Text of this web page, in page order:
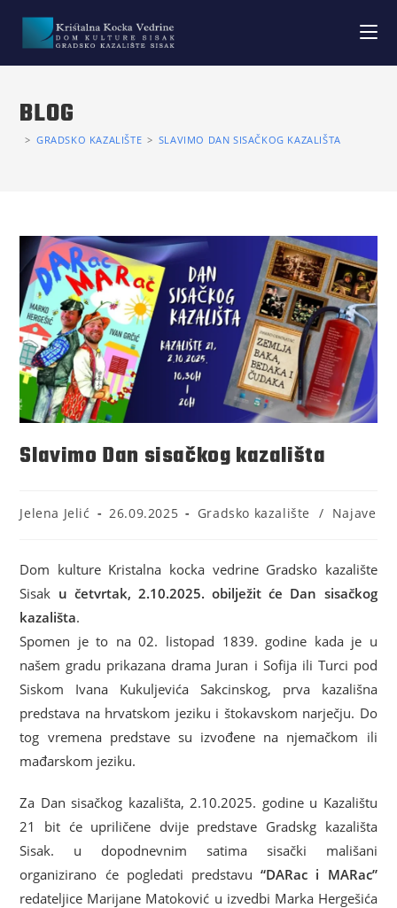
BLOG
> GRADSKO KAZALIŠTE > SLAVIMO DAN SISAČKOG KAZALIŠTA
Slavimo Dan sisačkog kazališta
Jelena Jelić 26.09.2025 Gradsko kazalište / Najave
Dom kulture Kristalna kocka vedrine Gradsko kazalište
Sisak u četvrtak, 2.10.2025. obilježit će Dan sisačkog
kazališta.
Spomen je to na 02. listopad 1839. godine kada je u
našem gradu prikazana drama Juran i Sofija ili Turci pod
Siskom Ivana Kukuljevića Sakcinskog, prva kazališna
predstava na hrvatskom jeziku i štokavskom narječju. Do
tog vremena predstave su izvođene na njemačkom ili
mađarskom jeziku.
Za Dan sisačkog kazališta, 2.10.2025. godine u Kazalištu
21 bit će upriličene dvije predstave Gradskg kazališta
Sisak. u dopodnevnim satima sisački mališani
organizirano će pogledati predstavu“DARac i MARac”
redateljice Marijane Matoković u izvedbi Marka Hergešića